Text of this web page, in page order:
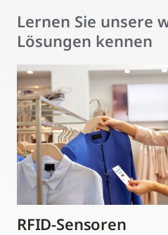
Lernen Sie unsere
Lösungen kennen
RFID-Sensoren